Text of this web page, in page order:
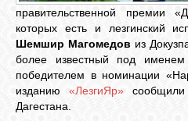
ЛЕЗГИН
НАРОДЫ
БИБЛИОТЕКА
правительственной премии
которых есть и лезгинский
Шемшир Магомедов из
более известный под
победителем в номинации
изданию «ЛезгиЯр»сообщили
Дагестана.